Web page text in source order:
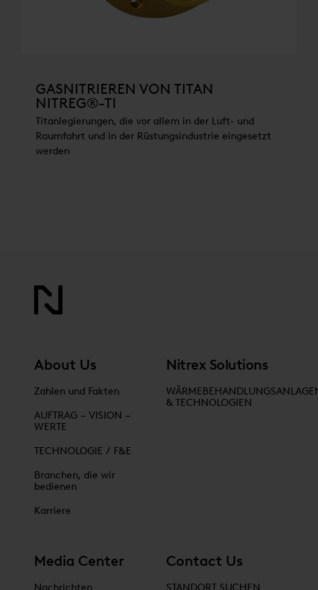
GASNITRIEREN VON TITAN
NITREG®-TI
Titanlegierungen, die vor allem in der Luft- und
Raumfahrt und in der Rüstungsindustrie eingesetzt
werden
About Us
Zahlen und Fakten
AUFTRAG – VISION –
WERTE
TECHNOLOGIE / F&E
Branchen, die wir
bedienen
Karriere
Nitrex Solutions
& TECHNOLOGIEN
Media Center
Nachrichten
Contact Us
STANDORT SUCHEN